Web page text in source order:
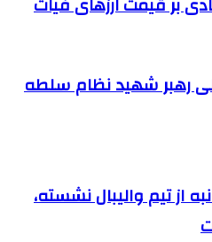
رهبر شهید نظام سلطه
از تیم والیبال نشسته،